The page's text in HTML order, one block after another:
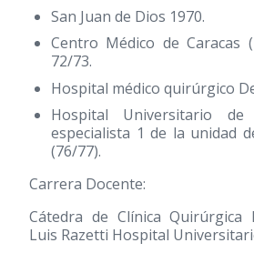
San Juan de Dios 1970.
Centro Médico de Caracas
72/73.
Hospital médico quirúrgico
Hospital Universitario de
especialista 1 de la unidad
(76/77).
Carrera Docente:
Cátedra de Clínica Quirúrgica
Luis Razetti Hospital